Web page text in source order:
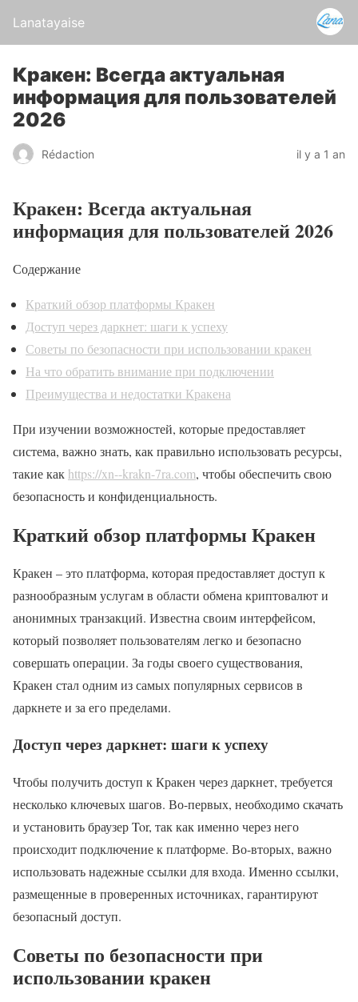
Lanatayaise
Кракен: Всегда актуальная
информация для пользователей
2026
Rédaction il y a 1 an
Кракен: Всегда актуальная
информация для пользователей 2026
Содержание
Краткий обзор платформы Кракен
Доступ через даркнет: шаги к успеху
Советы по безопасности при использовании кракен
На что обратить внимание при подключении
Преимущества и недостатки Кракена
При изучении возможностей, которые предоставляет
система, важно знать, как правильно использовать ресурсы,
такие как https://xn--krakn-7ra.com, чтобы обеспечить свою
безопасность и конфиденциальность.
Краткий обзор платформы Кракен
Кракен – это платформа, которая предоставляет доступ к
разнообразным услугам в области обмена криптовалют и
анонимных транзакций. Известна своим интерфейсом,
который позволяет пользователям легко и безопасно
совершать операции. За годы своего существования,
Кракен стал одним из самых популярных сервисов в
даркнете и за его пределами.
Доступ через даркнет: шаги к успеху
Чтобы получить доступ к Кракен через даркнет, требуется
несколько ключевых шагов. Во-первых, необходимо скачать
и установить браузер Tor, так как именно через него
происходит подключение к платформе. Во-вторых, важно
использовать надежные ссылки для входа. Именно ссылки,
размещенные в проверенных источниках, гарантируют
безопасный доступ.
Советы по безопасности при
использовании кракен